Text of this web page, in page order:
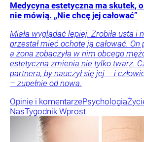
Medycyna estetyczna ma skutek,
nie mówią. „Nie chcę jej całować”
Miała wyglądać lepiej. Zrobiła usta i
przestał mieć ochotę ją całować. On
a żona zobaczyła w nim obcego
estetyczna zmienia nie tylko twarz.
partnera, by nauczył się jej – i
– zupełnie od nowa.
Opinie i komentarzePsychologia
NasTygodnik Wprost